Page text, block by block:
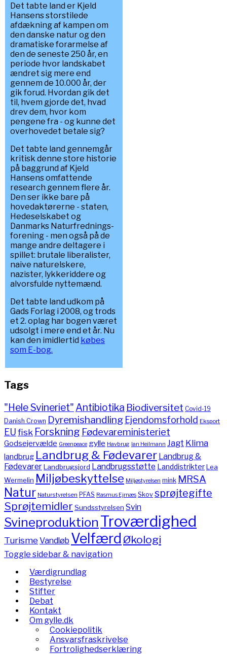
Det tabte land er Kjeld
Hansens storstilede
afdækning af kampen om
den danske natur og den
dramatiske forarmelse af
den de seneste 250 år, en
periode hvor landskabet
ændret sig mere end
gennem de 10.000 år, der
gik forud. Hvordan gik det
til, hvem gjorde det, hvad
drev dem, hvor kom
pengene fra - og kunne det
overhovedet betale sig?
Det tabte land gennemgår
kritisk denne store historie
på baggrund af Kjeld
Hansens omfattende
research gennem flere år.
Den ser ikke bare på
hovedaktørerne - staten,
Hedeselskabet og
Danmarks Naturfrednings-
forening - men også på de
mange andre deltagere i
spillet: brutale liberalister,
naive naturelskere,
nazister, lykkeriddere og
alvorsfulde nyttemænd.
Det tabte land udkom på
Gads Forlag i 2008, og trods
et 2. oplag har bogen været
udsolgt i mere end et år. Nu
kan den imidlertid købes
som E-bog.
Tags
"Hele Svineriet" Antibiotika Biodiversitet Covid-19
Danish Crown Dyremishandling Ejendomsforhold Eksport
EUfisk Forskning Fødevareministeriet
Godsejervælde Greenpeace gylle Havbrug Ian Heilmann Jagt Klima
landbrug Landbrug & Fødevarer Landbrug &
FødevarerLandbrugsjord Landbrugsstøtte LanddistrikterLea
Wermelin Miljøbeskyttelse Miljøstyrelsen mink MRSA
Natur Naturstyrelsen PFAS Rasmus Ejrnæs Skov sprøjtegifte
Sprøjtemidler Sundsstyrelsen Svin
Svineproduktion Troværdighed
TurismeVandløb Velfærd Økologi
Toggle sidebar & navigation
Værdigrundlag
Bestyrelse
Stifter
Debat
Kontakt
Om gylle.dk
Cookiepolitik
Ansvarsfraskrivelse
Fortrolighedserklæring